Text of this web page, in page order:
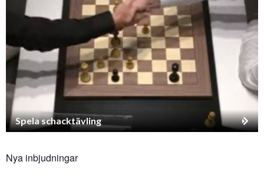
Spela schacktävling
Nya inbjudningar